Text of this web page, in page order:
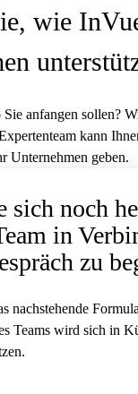
wie
anfangen sollen?
kann
Unternehmen geben.
sich noch
in
zu
nachstehende
Teams wird sich in